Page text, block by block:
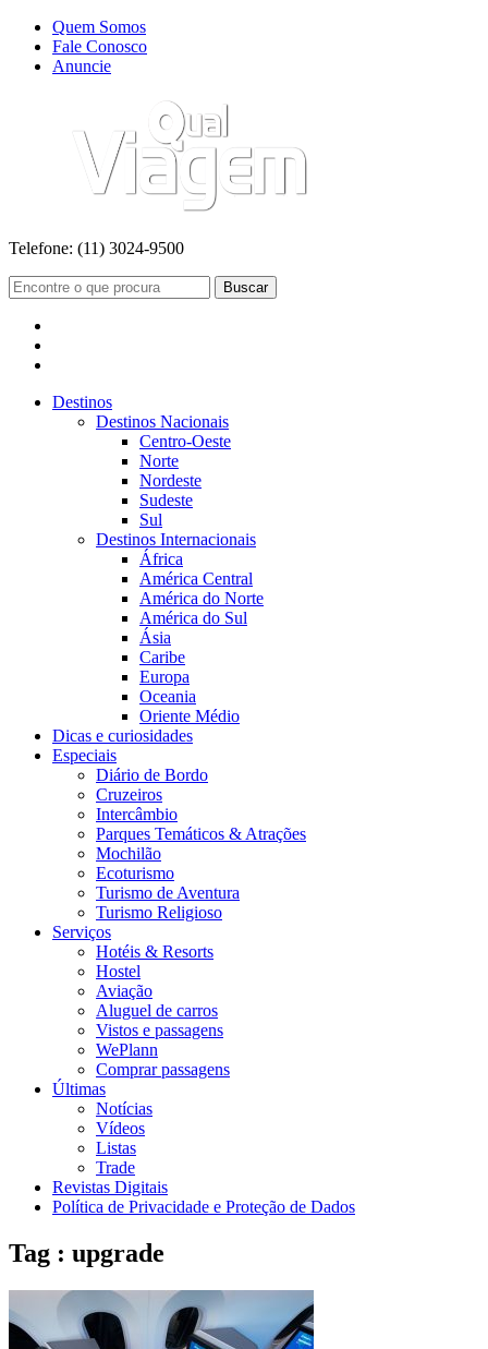
Quem Somos
Fale Conosco
Anuncie
Telefone: (11) 3024-9500
Buscar
Destinos
Destinos Nacionais
Centro-Oeste
Norte
Nordeste
Sudeste
Sul
Destinos Internacionais
África
América Central
América do Norte
América do Sul
Ásia
Caribe
Europa
Oceania
Oriente Médio
Dicas e curiosidades
Especiais
Diário de Bordo
Cruzeiros
Intercâmbio
Parques Temáticos & Atrações
Mochilão
Ecoturismo
Turismo de Aventura
Turismo Religioso
Serviços
Hotéis & Resorts
Hostel
Aviação
Aluguel de carros
Vistos e passagens
WePlann
Comprar passagens
Últimas
Notícias
Vídeos
Listas
Trade
Revistas Digitais
Política de Privacidade e Proteção de Dados
Tag : upgrade